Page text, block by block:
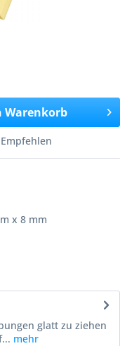
Warenkorb
Empfehlen
x 8 mm
glatt zu ziehen
mehr